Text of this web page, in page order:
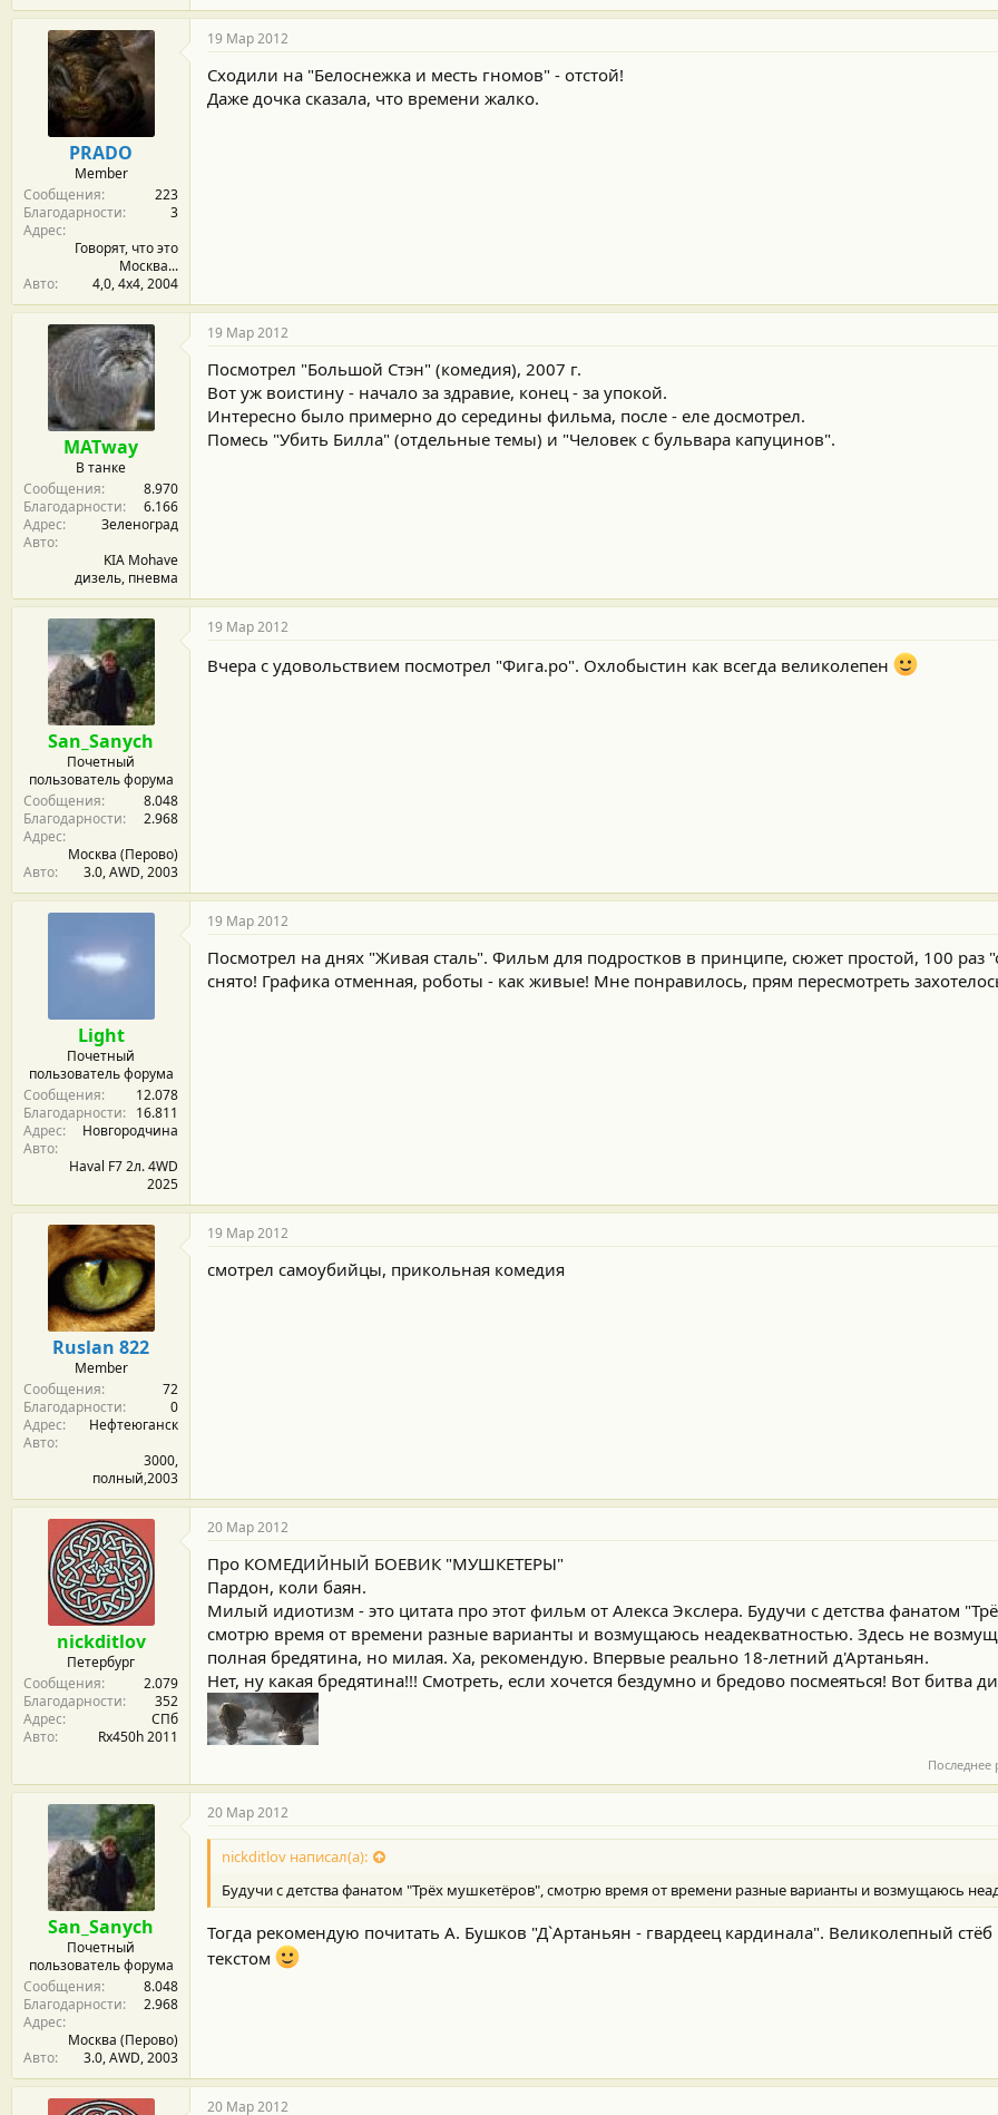
PRADO
Member
Сообщения
223
Благодарности
3
Адрес
Говорят, что это
Москва...
Авто
4,0, 4х4, 2004
19 Мар 2012
Сходили на "Белоснежка и месть гномов" - отстой!
Даже дочка сказала, что времени жалко.
MATway
В танке
Сообщения
8.970
Благодарности
6.166
Адрес
Зеленоград
Авто
KIA Mohave
дизель, пневма
19 Мар 2012
Посмотрел "Большой Стэн" (комедия), 2007 г.
Вот уж воистину - начало за здравие, конец - за упокой.
Интересно было примерно до середины фильма, после - еле досмотрел.
Помесь "Убить Билла" (отдельные темы) и "Человек с бульвара капуцинов".
San_Sanych
Почетный
пользователь форума
Сообщения
8.048
Благодарности
2.968
Адрес
Москва (Перово)
Авто
3.0, AWD, 2003
19 Мар 2012
Вчера с удовольствием посмотрел "Фига.ро". Охлобыстин как всегда великолепен
Light
Почетный
пользователь форума
Сообщения
12.078
Благодарности
16.811
Адрес
Новгородчина
Авто
Haval F7 2л. 4WD
2025
19 Мар 2012
Посмотрел на днях "Живая сталь". Фильм для подростков в принципе, сюжет простой, 100 раз
снято! Графика отменная, роботы - как живые! Мне понравилось, прям пересмотреть
Ruslan 822
Member
Сообщения
72
Благодарности
0
Адрес
Нефтеюганск
Авто
3000,
полный,2003
19 Мар 2012
смотрел самоубийцы, прикольная комедия
nickditlov
Петербург
Сообщения
2.079
Благодарности
352
Адрес
СПб
Авто
Rx450h 2011
20 Мар 2012
Про КОМЕДИЙНЫЙ БОЕВИК "МУШКЕТЕРЫ"
Пардон, коли баян.
Милый идиотизм - это цитата про этот фильм от Алекса Экслера. Будучи с детства фанатом
смотрю время от времени разные варианты и возмущаюсь неадекватностью. Здесь не
полная бредятина, но милая. Ха, рекомендую. Впервые реально 18-летний д'Артаньян.
Нет, ну какая бредятина!!! Смотреть, если хочется бездумно и бредово посмеяться! Вот битва
Последнее
San_Sanych
Почетный
пользователь форума
Сообщения
8.048
Благодарности
2.968
Адрес
Москва (Перово)
Авто
3.0, AWD, 2003
20 Мар 2012
nickditlov написал(а):
Будучи с детства фанатом "Трёх мушкетёров", смотрю время от времени разные варианты и возмущаюсь
Тогда рекомендую почитать А. Бушков "Д`Артаньян - гвардеец кардинала". Великолепный
текстом
20 Мар 2012